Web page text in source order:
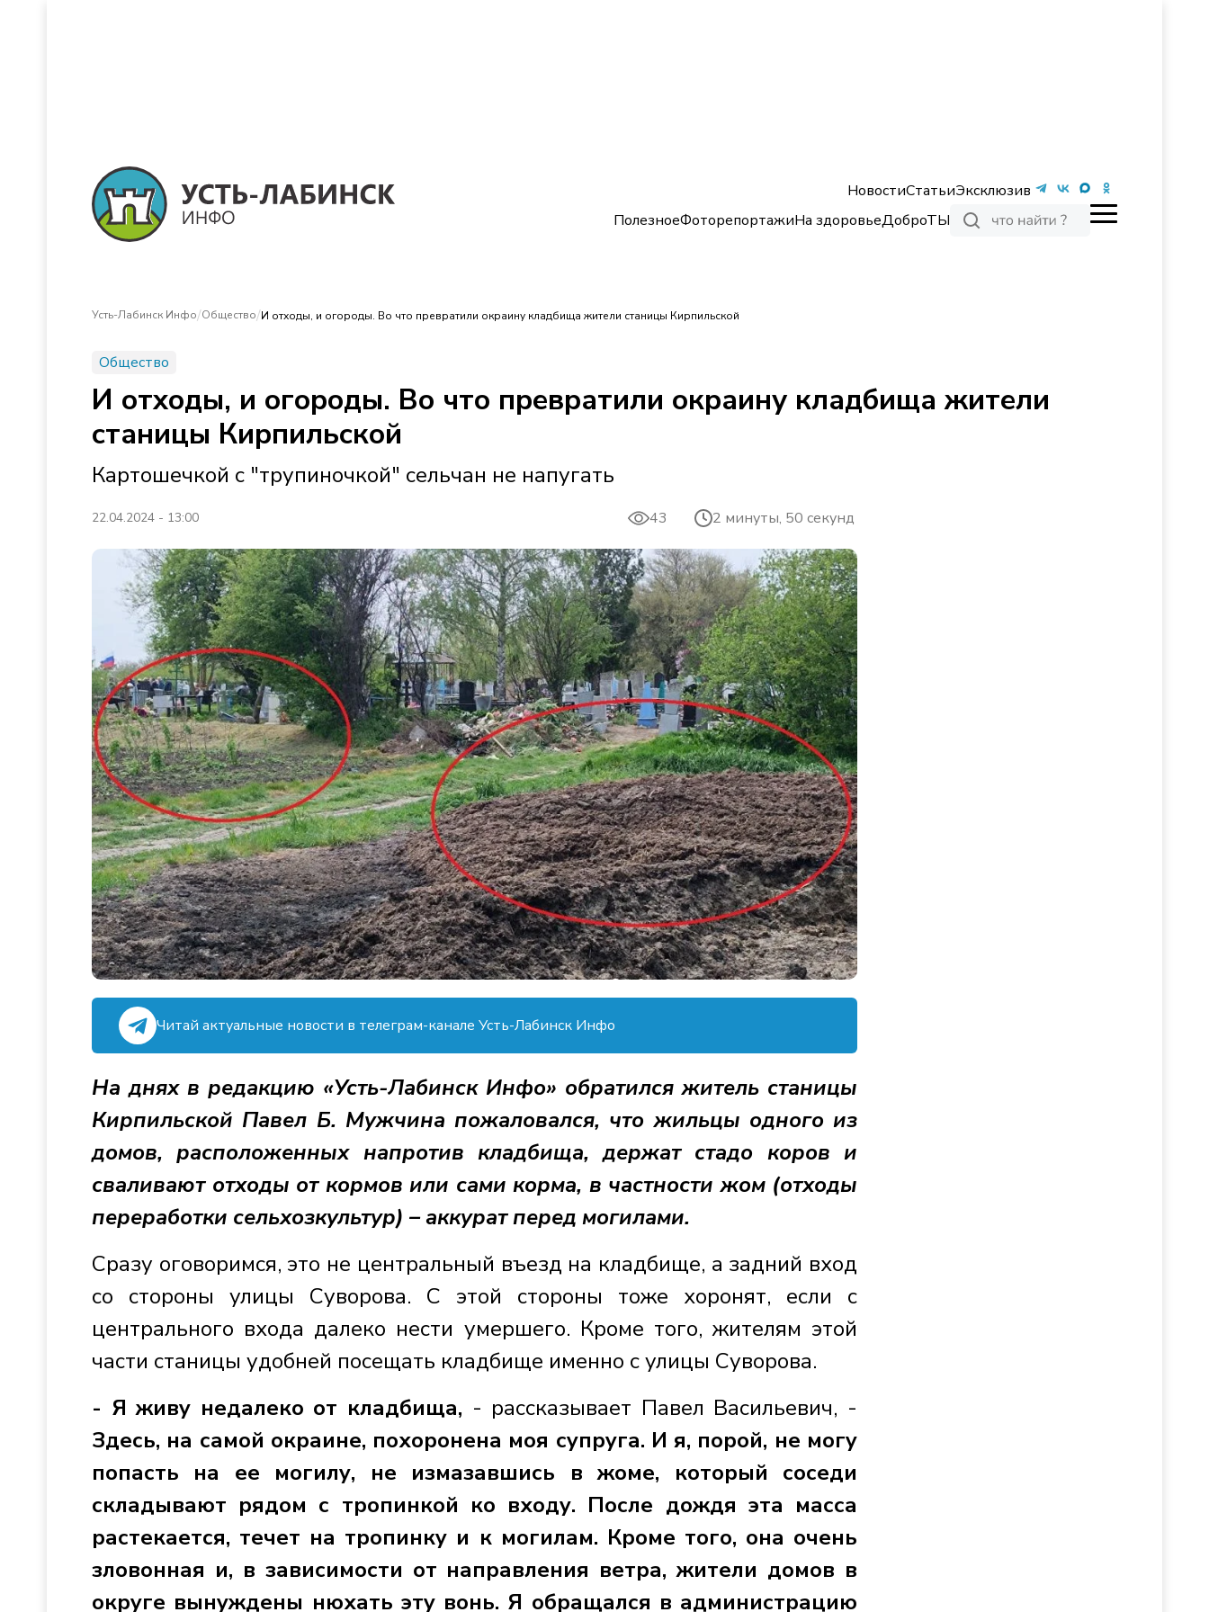
НовостиСтатьиЭксклюзив
ПолезноеФоторепортажиНа здоровьеДоброТЫ
Усть-Лабинск Инфо/Общество/И отходы, и огороды. Во что превратили окраину кладбища жители станицы Кирпильской
Общество
И отходы, и огороды. Во что превратили окраину кладбища жители
станицы Кирпильской
Картошечкой с "трупиночкой" сельчан не напугать
22.04.2024 - 13:00 43 2 минуты, 50 секунд
Читай актуальные новости в телеграм-канале Усть-Лабинск Инфо
На днях в редакцию «Усть-Лабинск Инфо» обратился житель станицы
Кирпильской Павел Б. Мужчина пожаловался, что жильцы одного из
домов, расположенных напротив кладбища, держат стадо коров и
сваливают отходы от кормов или сами корма, в частности жом (отходы
переработки сельхозкультур) – аккурат перед могилами.
Сразу оговоримся, это не центральный въезд на кладбище, а задний вход
со стороны улицы Суворова. С этой стороны тоже хоронят, если с
центрального входа далеко нести умершего. Кроме того, жителям этой
части станицы удобней посещать кладбище именно с улицы Суворова.
- Я живу недалеко от кладбища, - рассказывает Павел Васильевич, -
Здесь, на самой окраине, похоронена моя супруга. И я, порой, не могу
попасть на ее могилу, не измазавшись в жоме, который соседи
складывают рядом с тропинкой ко входу. После дождя эта масса
растекается, течет на тропинку и к могилам. Кроме того, она очень
зловонная и, в зависимости от направления ветра, жители домов в
округе вынуждены нюхать эту вонь. Я обращался в администрацию